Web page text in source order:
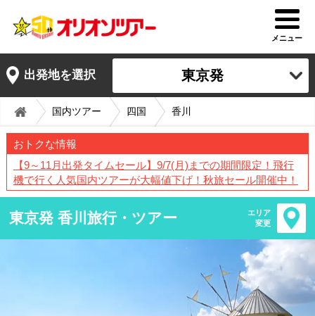
メニュー
出発地を選択 東京発
国内ツアー 四国 香川
おトクな情報
【9～11月出発タイムセール】9/7(月)までの期間限定！飛行
機で行く人気国内ツアーが大幅値下げ！秋旅セール開催中！
東京発 香川旅行・ツアー
エリア
変更